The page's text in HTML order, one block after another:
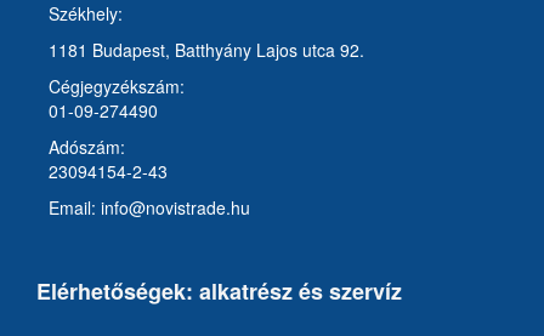
Székhely:
1181 Budapest, Batthyány Lajos utca 92.
Cégjegyzékszám:
01-09-274490
Adószám:
23094154-2-43
Email: info@novistrade.hu
Elérhetőségek: alkatrész és szervíz